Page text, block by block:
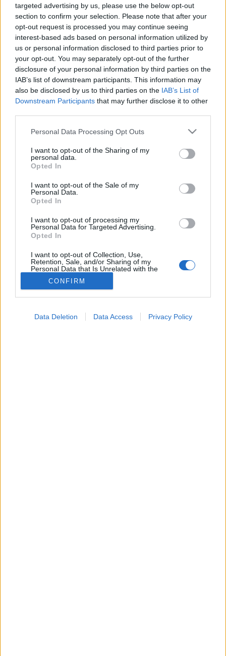
targeted advertising by us, please use the below opt-out
section to confirm your selection. Please note that after your
opt-out request is processed you may continue seeing
interest-based ads based on personal information utilized by
us or personal information disclosed to third parties prior to
your opt-out. You may separately opt-out of the further
disclosure of your personal information by third parties on the
IAB’s list of downstream participants. This information may
also be disclosed by us to third parties on the IAB’s List of
Downstream Participants that may further disclose it to other
Please note that this website/app uses one or more Google
not limited to your visit or usage behaviour. You may click to
grant or deny consent to Google and its third-party tags to
use your data for below specified purposes in below Google
consent section.
Personal Data Processing Opt Outs
I want to opt-out of the Sharing of my
personal data.
Opted In
I want to opt-out of the Sale of my
Personal Data.
Opted In
I want to opt-out of processing my
Personal Data for Targeted Advertising.
Opted In
I want to opt-out of Collection, Use,
Retention, Sale, and/or Sharing of my
Personal Data that Is Unrelated with the
Purposes for which it was collected.
Opted Out
CONFIRM
Data Deletion Data Access Privacy Policy
Gyógynövények
Megosztás
Küldés Küldés Messengeren